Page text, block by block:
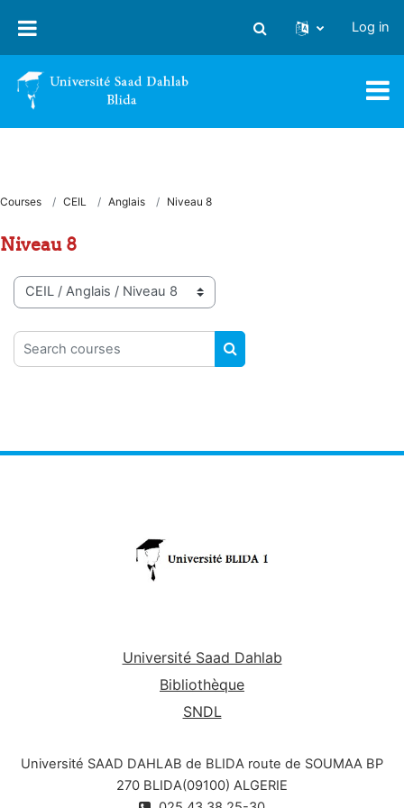
Toggle search input
Log in
Courses CEIL Anglais Niveau 8
Niveau 8
Course categories
Search courses
SEARCH COURSES
Université Saad Dahlab
Bibliothèque
SNDL
Université SAAD DAHLAB de BLIDA route de SOUMAA BP
270 BLIDA(09100) ALGERIE